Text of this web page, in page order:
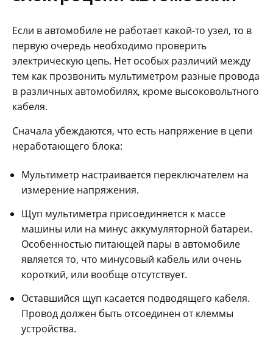
Если в автомобиле не работает какой-то узел, то в
первую очередь необходимо проверить
электрическую цепь. Нет особых различий между
тем как прозвонить мультиметром разные провода
в различных автомобилях, кроме высоковольтного
кабеля.
Сначала убеждаются, что есть напряжение в цепи
неработающего блока:
Мультиметр настраивается переключателем на
измерение напряжения.
Щуп мультиметра присоединяется к массе
машины или на минус аккумуляторной батареи.
Особенностью питающей пары в автомобиле
является то, что минусовый кабель или очень
короткий, или вообще отсутствует.
Оставшийся щуп касается подводящего кабеля.
Провод должен быть отсоединен от клеммы
устройства.